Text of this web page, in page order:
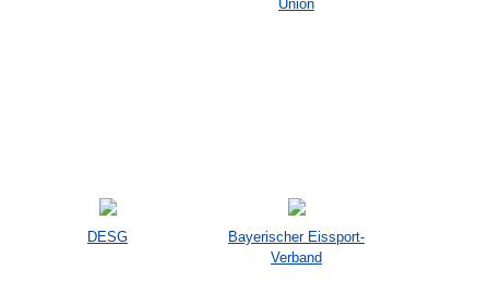
Union
DESG
Bayerischer Eissport-
Verband